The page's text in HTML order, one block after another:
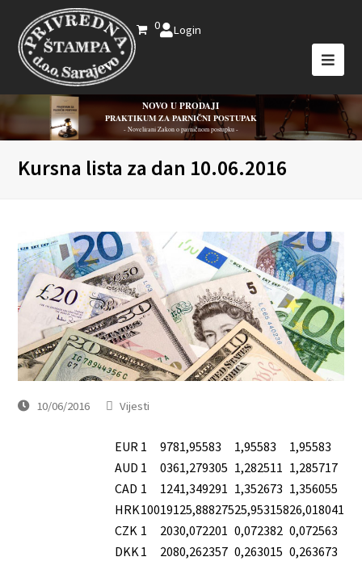
0 Login
NOVO U PRODAJI
PRAKTIKUM ZA PARNIČNI POSTUPAK
- Novelirani Zakon o parničnom postupku -
Kursna lista za dan 10.06.2016
10/06/2016 Vijesti
EUR 1 9781,95583 1,95583
1,95583
AUD 1 0361,279305 1,282511 1,285717
CAD 1 1241,349291 1,352673 1,356055
HRK10019125,88827525,95315826,018041
CZK 1 2030,072201 0,072382 0,072563
DKK1 2080,262357 0,263015 0,263673